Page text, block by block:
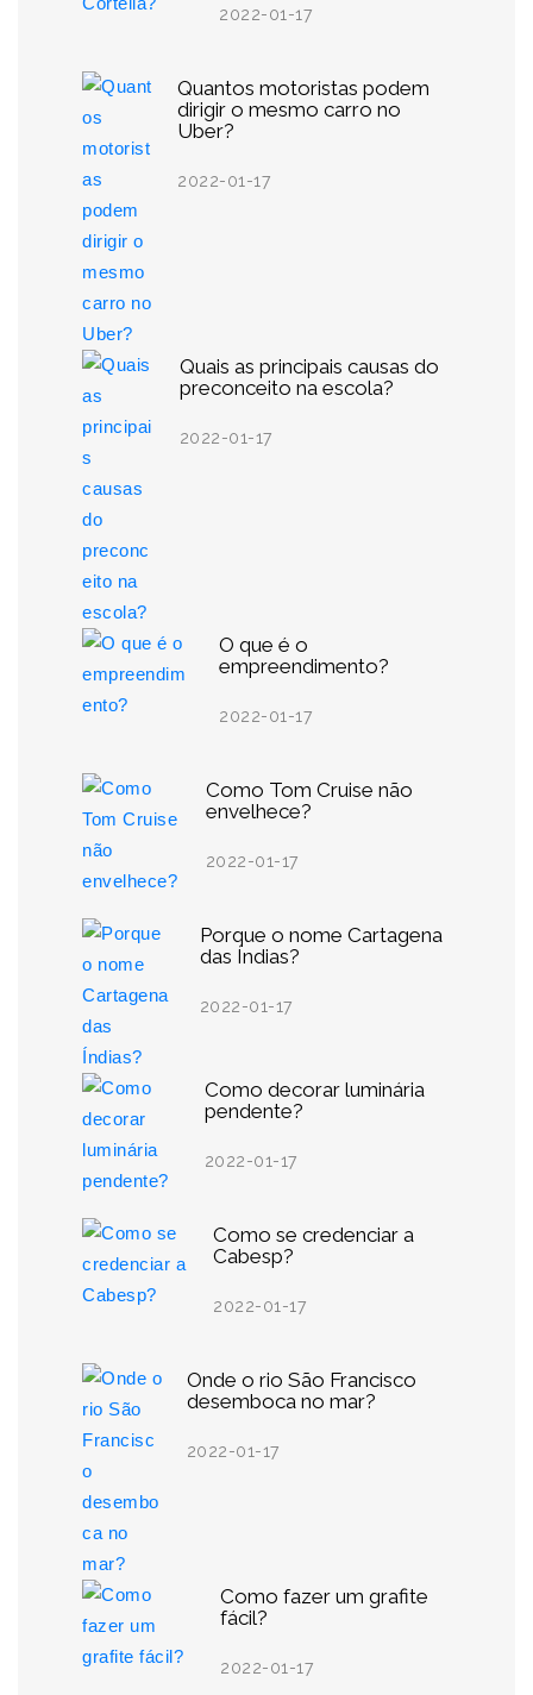
2022-01-17
Quantos motoristas podem
dirigir o mesmo carro no
Uber?
2022-01-17
Quais as principais causas do
preconceito na escola?
2022-01-17
O que é o
empreendimento?
2022-01-17
Como Tom Cruise não
envelhece?
2022-01-17
Porque o nome Cartagena
das Índias?
2022-01-17
Como decorar luminária
pendente?
2022-01-17
Como se credenciar a
Cabesp?
2022-01-17
Onde o rio São Francisco
desemboca no mar?
2022-01-17
Como fazer um grafite
fácil?
2022-01-17